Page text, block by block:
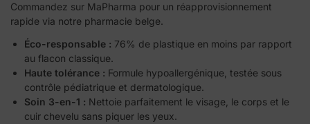
Commandez sur MaPharma pour un réapprovisionnement
rapide via notre pharmacie belge.
Éco-responsable : 76% de plastique en moins par rapport
au flacon classique.
Haute tolérance : Formule hypoallergénique, testée sous
contrôle pédiatrique et dermatologique.
Soin 3-en-1 : Nettoie parfaitement le visage, le corps et le
cuir chevelu sans piquer les yeux.